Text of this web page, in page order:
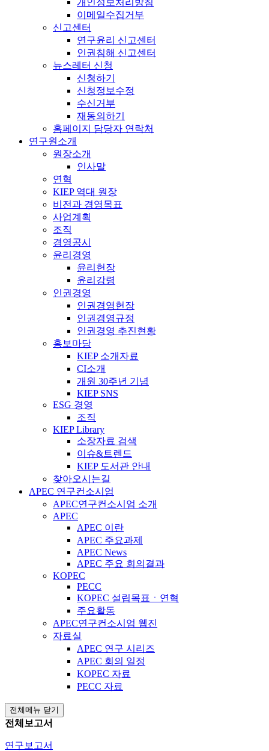
이메일수집거부
신고센터
연구윤리 신고센터
인권침해 신고센터
뉴스레터 신청
신청하기
신청정보수정
수신거부
재동의하기
홈페이지 담당자 연락처
연구원소개
원장소개
인사말
연혁
KIEP 역대 원장
비전과 경영목표
사업계획
조직
경영공시
윤리경영
윤리헌장
윤리강령
인권경영
인권경영헌장
인권경영규정
인권경영 추진현황
홍보마당
KIEP 소개자료
CI소개
개원 30주년 기념
KIEP SNS
ESG 경영
조직
KIEP Library
소장자료 검색
이슈&트렌드
KIEP 도서관 안내
찾아오시는길
APEC 연구컨소시엄
APEC연구컨소시엄 소개
APEC
APEC 이란
APEC 주요과제
APEC News
APEC 주요 회의결과
KOPEC
PECC
KOPEC 설립목표ㆍ연혁
주요활동
APEC연구컨소시엄 웹진
자료실
APEC 연구 시리즈
APEC 회의 일정
KOPEC 자료
PECC 자료
전체메뉴 닫기
전체보고서
연구보고서